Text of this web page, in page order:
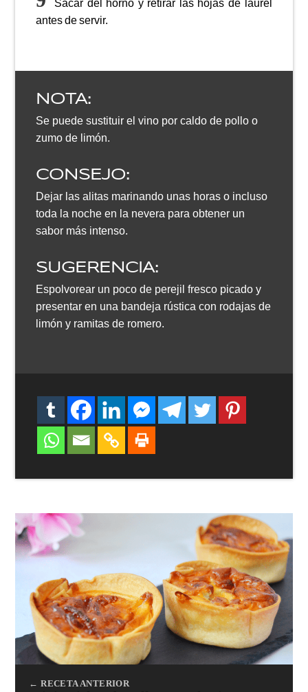
Sacar del horno y retirar las hojas de laurel
antes de servir.
NOTA:
Se puede sustituir el vino por caldo de pollo o
zumo de limón.
CONSEJO:
Dejar las alitas marinando unas horas o incluso
toda la noche en la nevera para obtener un
sabor más intenso.
SUGERENCIA:
Espolvorear un poco de perejil fresco picado y
presentar en una bandeja rústica con rodajas de
limón y ramitas de romero.
← RECETA ANTERIOR